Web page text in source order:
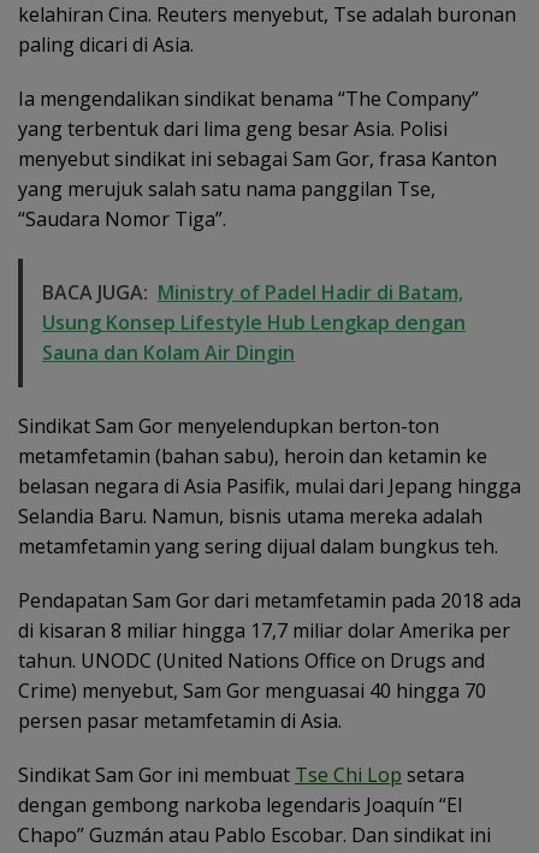
kelahiran Cina. Reuters menyebut, Tse adalah buronan
paling dicari di Asia.
Ia mengendalikan sindikat benama “The Company”
yang terbentuk dari lima geng besar Asia. Polisi
menyebut sindikat ini sebagai Sam Gor, frasa Kanton
yang merujuk salah satu nama panggilan Tse,
“Saudara Nomor Tiga”.
BACA JUGA: Ministry of Padel Hadir di Batam,
Usung Konsep Lifestyle Hub Lengkap dengan
Sauna dan Kolam Air Dingin
Sindikat Sam Gor menyelendupkan berton-ton
metamfetamin (bahan sabu), heroin dan ketamin ke
belasan negara di Asia Pasifik, mulai dari Jepang hingga
Selandia Baru. Namun, bisnis utama mereka adalah
metamfetamin yang sering dijual dalam bungkus teh.
Pendapatan Sam Gor dari metamfetamin pada 2018 ada
di kisaran 8 miliar hingga 17,7 miliar dolar Amerika per
tahun. UNODC (United Nations Office on Drugs and
Crime) menyebut, Sam Gor menguasai 40 hingga 70
persen pasar metamfetamin di Asia.
Sindikat Sam Gor ini membuat Tse Chi Lop setara
dengan gembong narkoba legendaris Joaquín “El
Chapo” Guzmán atau Pablo Escobar. Dan sindikat ini